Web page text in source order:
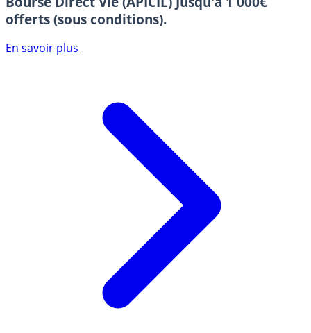
offerts (sous conditions).
En savoir plus